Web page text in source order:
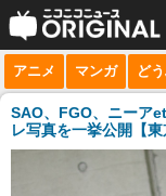
サービス一覧
niconico
アニメ マンガ ど
SAO、FGO、ニーア
レ写真を一挙公開【